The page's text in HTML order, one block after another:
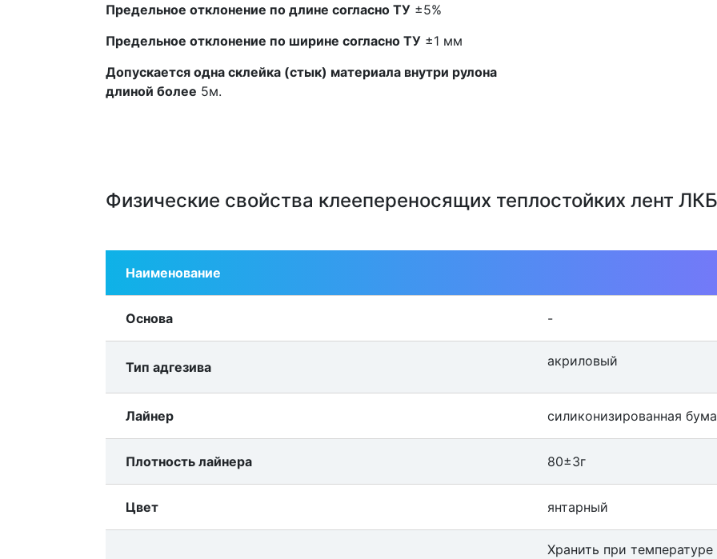
Предельное отклонение по длине согласно ТУ ±5%
Предельное отклонение по ширине согласно ТУ ±1 мм
Допускается одна склейка (стык) материала внутри рулона
длиной более 5м.
Физические свойства клеепереносящих теплостойких лент
Наименование
Основа -
Тип адгезива акриловый
Лайнер силиконизированная
Плотность лайнера 80±3г
Цвет янтарный
Хранить при